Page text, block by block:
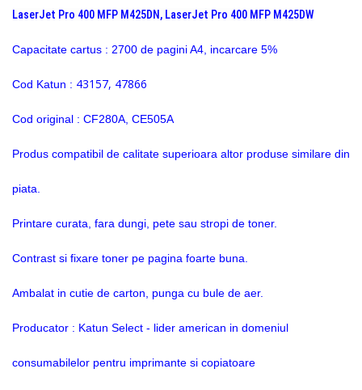
LaserJet Pro 400 MFP M425DN, LaserJet Pro 400 MFP M425DW
Capacitate cartus : 2700 de pagini A4, incarcare 5%
Cod Katun : 43157, 47866
Cod original : CF280A, CE505A
Produs compatibil de calitate superioara altor produse similare din
piata.
Printare curata, fara dungi, pete sau stropi de toner.
Contrast si fixare toner pe pagina foarte buna.
Ambalat in cutie de carton, punga cu bule de aer.
Producator : Katun Select - lider american in domeniul
consumabilelor pentru imprimante si copiatoare